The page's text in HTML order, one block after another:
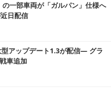
一部車両が「ガルパン」仕様へ
日配信
アップデート1.3が配信― グラ
車追加